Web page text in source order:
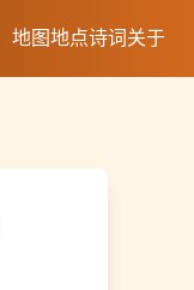
地图地点诗词 关于